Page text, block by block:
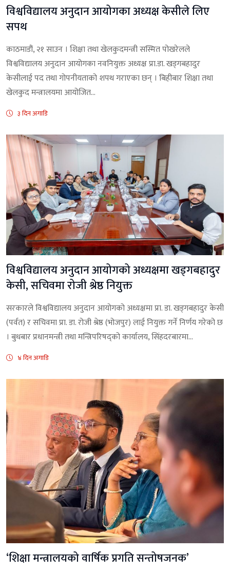
विश्वविद्यालय अनुदान आयोगका अध्यक्ष केसीले लिए
सपथ
काठमाडौं, २१ साउन । शिक्षा तथा खेलकुदमन्त्री सस्मित पोखरेलले
विश्वविद्यालय अनुदान आयोगका नवनियुक्त अध्यक्ष प्रा.डा. खड्गबहादुर
केसीलाई पद तथा गोपनीयताको शपथ गराएका छन् । बिहीबार शिक्षा तथा
खेलकुद मन्त्रालयमा आयोजित...
३ दिन अगाडि
विश्वविद्यालय अनुदान आयोगको अध्यक्षमा खड्गबहादुर
केसी, सचिवमा रोजी श्रेष्ठ नियुक्त
सरकारले विश्वविद्यालय अनुदान आयोगको अध्यक्षमा प्रा. डा. खड्गबहादुर केसी
(पर्वत) र सचिवमा प्रा. डा. रोजी श्रेष्ठ (भोजपुर) लाई नियुक्त गर्ने निर्णय गरेको छ
। बुधबार प्रधानमन्त्री तथा मन्त्रिपरिषद्को कार्यालय, सिंहदरबारमा...
४ दिन अगाडि
‘शिक्षा मन्त्रालयको वार्षिक प्रगति सन्तोषजनक’